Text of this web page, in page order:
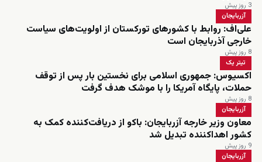
3 روز پیش
آزربایجان
علی‌اف: روابط با کشورهای تورکستان از اولویت‌های سیاست
خارجی آذربایجان است
8 روز پیش
تیتر یک
اکسیوس: جمهوری اسلامی برای نخستین بار پس از توقف
حملات، پایگاه آمریکا را با موشک هدف گرفت
8 روز پیش
آزربایجان
معاون وزیر خارجه آزربایجان: باکو از دریافت‌کننده کمک به
کشور اهداکننده تبدیل شد
9 روز پیش
آزربایجان